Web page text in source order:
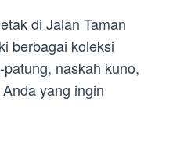
di Jalan Taman
berbagai koleksi
naskah kuno,
yang ingin